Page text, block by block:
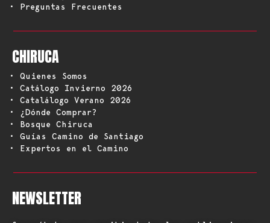
• Preguntas Frecuentes
CHIRUCA
• Quienes Somos
• Catálogo Invierno 2026
• Catalálogo Verano 2026
• ¿Dónde Comprar?
• Bosque Chiruca
• Guías Camino de Santiago
• Expertos en el Camino
NEWSLETTER